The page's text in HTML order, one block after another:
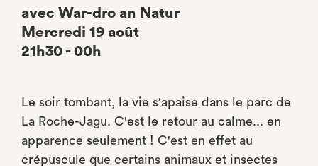
Facebook
avec War-dro an Natur
Mercredi 19 août
21h30 - 00h
Le soir tombant, la vie s'apaise dans le parc de
La Roche-Jagu. C'est le retour au calme... en
apparence seulement ! C'est en effet au
crépuscule que certains animaux et insectes